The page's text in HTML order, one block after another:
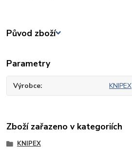
Původ zboží
Parametry
Výrobce KNIPEX
Zboží zařazeno v kategoriích
KNIPEX